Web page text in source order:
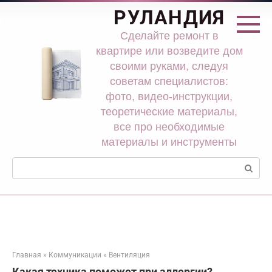
Перейти
РУЛАНДИЯ
Сделайте ремонт в
квартире или возведите дом
своими руками, следуя
советам специалистов:
фото, видео-инструкции,
теоретические материалы,
все про необходимые
материалы и инструменты
Поиск:
Главная » Коммуникации » Вентиляция